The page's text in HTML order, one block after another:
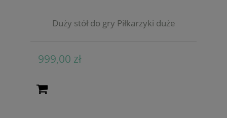
Duży stół do gry Piłkarzyki duże
999,00 zł